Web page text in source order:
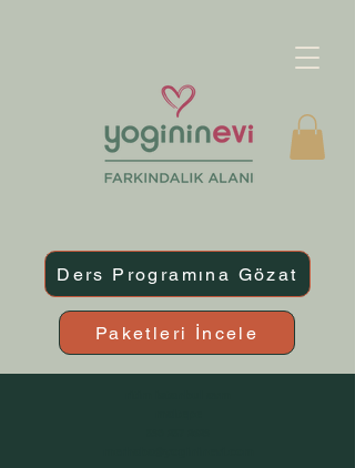
Ders Programına Gözat
Paketleri İncele